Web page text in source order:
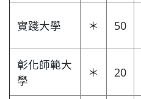
實踐大學 ＊ 50
彰化師範大
學
＊ 20